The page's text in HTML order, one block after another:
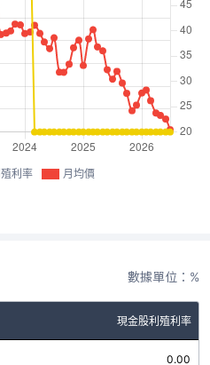
利率 月均價
數據單位：%
現金股利殖利率
0.00